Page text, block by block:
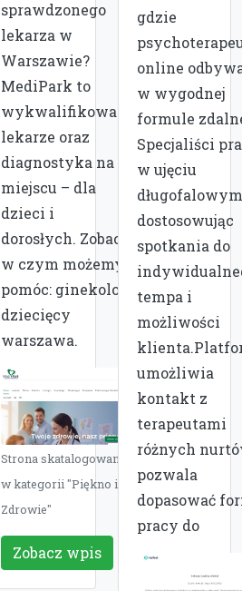
sprawdzonego
lekarza w
Warszawie?
MediPark to
wykwalifikowani
lekarze oraz
diagnostyka na
miejscu – dla
dzieci i
dorosłych. Zobacz,
w czym możemy
pomóc: ginekolog
dziecięcy
warszawa.
Strona skatalogowana
w kategorii "Piękno i
Zdrowie"
Zobacz wpis
gdzie
online
w wygodnej
formule
Specjaliści
w ujęciu
dostosowując
spotkania do
tempa i
możliwości
umożliwia
kontakt z
terapeutami
różnych
pozwala
dopasować
pracy do